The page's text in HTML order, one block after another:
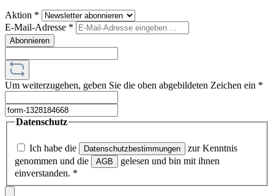
Aktion *
E-Mail-Adresse *
Abonnieren
Um weiterzugehen, geben Sie die oben abgebildeten Zeichen ein *
Datenschutz
Ich habe die Datenschutzbestimmungen
zur Kenntnis
genommen und die
AGB
gelesen und bin mit ihnen
einverstanden. *